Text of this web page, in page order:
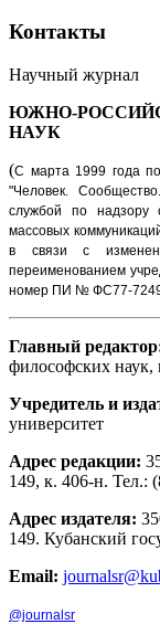
Контакты
Научный журнал
ЮЖНО-
НАУК
(С марта 1999 года
"Человек.
службой по надзору
массовых
в связи с
переименованием
номер ПИ № ФС77-
Главный
философских наук,
Учредитель и
университет
Адрес редакции:
149, к. 406-н. Тел.:
Адрес издателя:
149. Кубанский
Email:
@journalsr